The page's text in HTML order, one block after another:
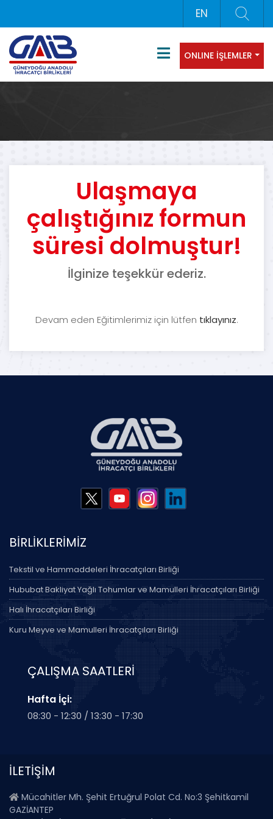
EN
ONLINE İŞLEMLER
Ulaşmaya
çalıştığınız formun
süresi dolmuştur!
İlginize teşekkür ederiz.
Devam eden Eğitimlerimiz için lütfen tıklayınız.
BİRLİKLERİMİZ
Tekstil ve Hammaddeleri İhracatçıları Birliği
Hububat Bakliyat Yağlı Tohumlar ve Mamulleri İhracatçıları Birliği
Halı İhracatçıları Birliği
Kuru Meyve ve Mamulleri İhracatçıları Birliği
ÇALIŞMA SAATLERİ
Hafta İçi:
08:30 - 12:30 / 13:30 - 17:30
İLETİŞİM
Mücahitler Mh. Şehit Ertuğrul Polat Cd. No:3 Şehitkamil
GAZİANTEP